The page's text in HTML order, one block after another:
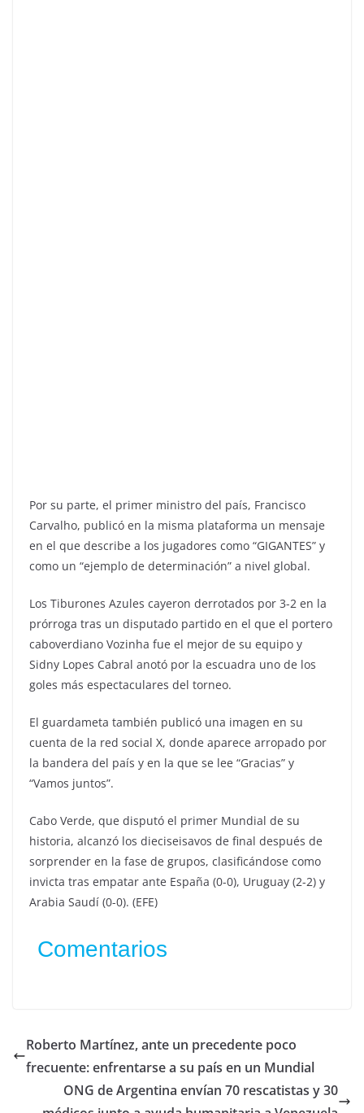
Por su parte, el primer ministro del país, Francisco
Carvalho, publicó en la misma plataforma un mensaje
en el que describe a los jugadores como “GIGANTES” y
como un “ejemplo de determinación” a nivel global.
Los Tiburones Azules cayeron derrotados por 3-2 en la
prórroga tras un disputado partido en el que el portero
caboverdiano Vozinha fue el mejor de su equipo y
Sidny Lopes Cabral anotó por la escuadra uno de los
goles más espectaculares del torneo.
El guardameta también publicó una imagen en su
cuenta de la red social X, donde aparece arropado por
la bandera del país y en la que se lee “Gracias” y
“Vamos juntos”.
Cabo Verde, que disputó el primer Mundial de su
historia, alcanzó los dieciseisavos de final después de
sorprender en la fase de grupos, clasificándose como
invicta tras empatar ante España (0-0), Uruguay (2-2) y
Arabia Saudí (0-0). (EFE)
Comentarios
Roberto Martínez, ante un precedente poco
frecuente: enfrentarse a su país en un Mundial
ONG de Argentina envían 70 rescatistas y 30